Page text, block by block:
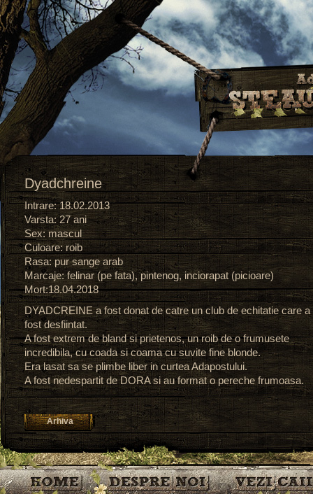
Dyadchreine
Intrare: 18.02.2013
Varsta: 27 ani
Sex: mascul
Culoare: roib
Rasa: pur sange arab
Marcaje: felinar (pe fata), pintenog, inciorapat (picioare)
Mort:18.04.2018
DYADCREINE a fost donat de catre un club de echitatie care a
fost desfiintat.
A fost extrem de bland si prietenos, un roib de o frumusete
incredibila, cu coada si coama cu suvite fine blonde.
Era lasat sa se plimbe liber in curtea Adapostului.
A fost nedespartit de DORA si au format o pereche frumoasa.
Arhiva